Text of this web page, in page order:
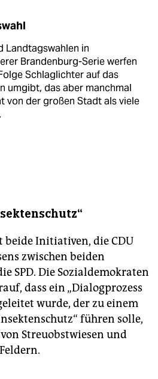
Landtagswahlen in
Brandenburg-Serie werfen
Schlaglichter auf das
umgibt, das aber manchmal
von der großen Stadt als viele
Initiativen, die CDU
zwischen beiden
SPD. Die Sozialdemokraten
dass ein „Dialogprozess
wurde, der zu einem
führen solle,
Streuobstwiesen und